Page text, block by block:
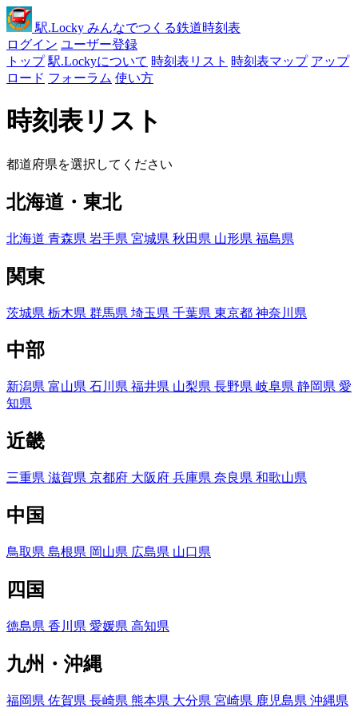
駅.Locky みんなでつくる鉄道時刻表
ログイン ユーザー登録
トップ 駅.Lockyについて 時刻表リスト 時刻表マップ アップ
ロード フォーラム 使い方
時刻表リスト
都道府県を選択してください
北海道・東北
北海道 青森県 岩手県 宮城県 秋田県 山形県 福島県
関東
茨城県 栃木県 群馬県 埼玉県 千葉県 東京都 神奈川県
中部
新潟県 富山県 石川県 福井県 山梨県 長野県 岐阜県 静岡県 愛
知県
近畿
三重県 滋賀県 京都府 大阪府 兵庫県 奈良県 和歌山県
中国
鳥取県 島根県 岡山県 広島県 山口県
四国
徳島県 香川県 愛媛県 高知県
九州・沖縄
福岡県 佐賀県 長崎県 熊本県 大分県 宮崎県 鹿児島県 沖縄県